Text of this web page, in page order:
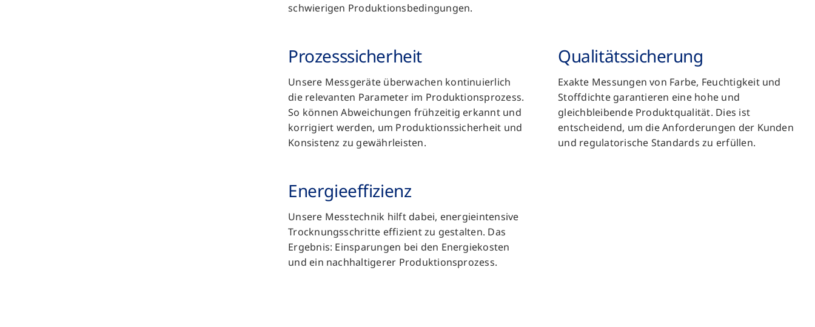
schwierigen Produktionsbedingungen.
Prozess­sicherheit
Unsere Messgeräte überwachen kontinuierlich
die relevanten Parameter im Produktionsprozess.
So können Abweichungen frühzeitig erkannt und
korrigiert werden, um Produktionssicherheit und
Konsistenz zu gewährleisten.
Qualitäts­sicherung
Exakte Messungen von Farbe, Feuchtigkeit und
Stoffdichte garantieren eine hohe und
gleichbleibende Produktqualität. Dies ist
entscheidend, um die Anforderungen der Kunden
und regulatorische Standards zu erfüllen.
Energieeffizienz
Unsere Messtechnik hilft dabei, energieintensive
Trocknungsschritte effizient zu gestalten. Das
Ergebnis: Einsparungen bei den Energiekosten
und ein nachhaltigerer Produktionsprozess.